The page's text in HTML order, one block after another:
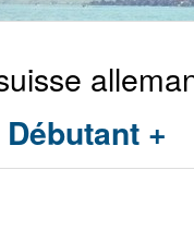
Débutant +